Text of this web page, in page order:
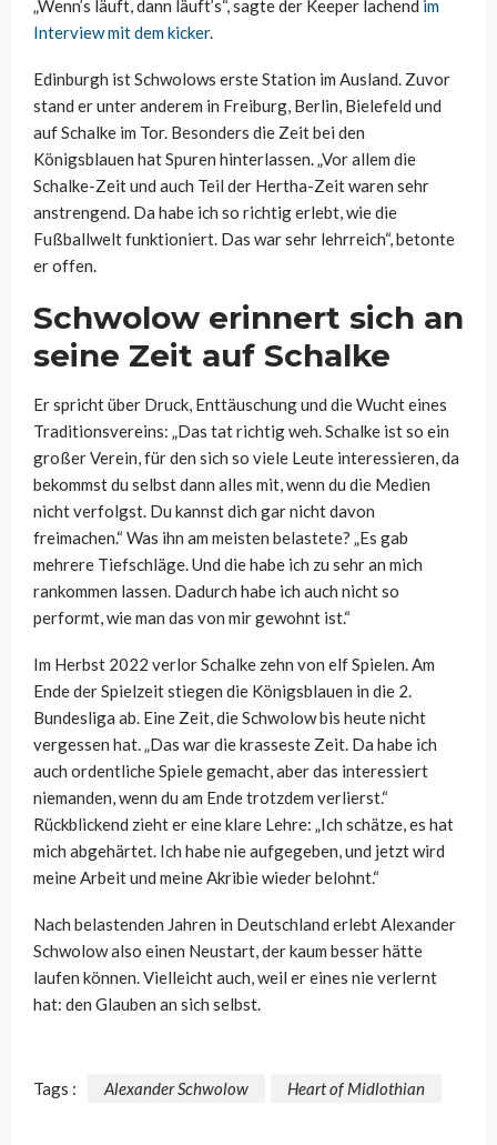
„Wenn’s läuft, dann läuft’s“, sagte der Keeper lachend im
Interview mit dem kicker.
Edinburgh ist Schwolows erste Station im Ausland. Zuvor
stand er unter anderem in Freiburg, Berlin, Bielefeld und
auf Schalke im Tor. Besonders die Zeit bei den
Königsblauen hat Spuren hinterlassen. „Vor allem die
Schalke-Zeit und auch Teil der Hertha-Zeit waren sehr
anstrengend. Da habe ich so richtig erlebt, wie die
Fußballwelt funktioniert. Das war sehr lehrreich“, betonte
er offen.
Schwolow erinnert sich an
seine Zeit auf Schalke
Er spricht über Druck, Enttäuschung und die Wucht eines
Traditionsvereins: „Das tat richtig weh. Schalke ist so ein
großer Verein, für den sich so viele Leute interessieren, da
bekommst du selbst dann alles mit, wenn du die Medien
nicht verfolgst. Du kannst dich gar nicht davon
freimachen.“ Was ihn am meisten belastete? „Es gab
mehrere Tiefschläge. Und die habe ich zu sehr an mich
rankommen lassen. Dadurch habe ich auch nicht so
performt, wie man das von mir gewohnt ist.“
Im Herbst 2022 verlor Schalke zehn von elf Spielen. Am
Ende der Spielzeit stiegen die Königsblauen in die 2.
Bundesliga ab. Eine Zeit, die Schwolow bis heute nicht
vergessen hat. „Das war die krasseste Zeit. Da habe ich
auch ordentliche Spiele gemacht, aber das interessiert
niemanden, wenn du am Ende trotzdem verlierst.“
Rückblickend zieht er eine klare Lehre: „Ich schätze, es hat
mich abgehärtet. Ich habe nie aufgegeben, und jetzt wird
meine Arbeit und meine Akribie wieder belohnt.“
Nach belastenden Jahren in Deutschland erlebt Alexander
Schwolow also einen Neustart, der kaum besser hätte
laufen können. Vielleicht auch, weil er eines nie verlernt
hat: den Glauben an sich selbst.
Tags : Alexander Schwolow Heart of Midlothian